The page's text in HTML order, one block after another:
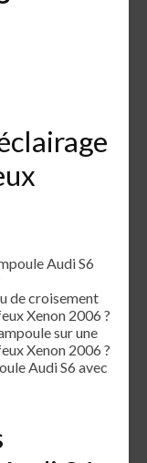
Audi S6
de croisement
Xenon 2006 ?
sur une
Xenon 2006 ?
Audi S6 avec